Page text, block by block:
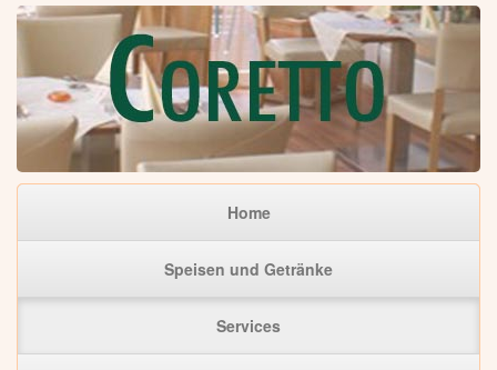
Home
Speisen und Getränke
Services